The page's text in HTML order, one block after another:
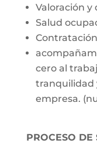
Valoración y
Salud
cero al
tranquilidad
empresa.
PROCESO DE